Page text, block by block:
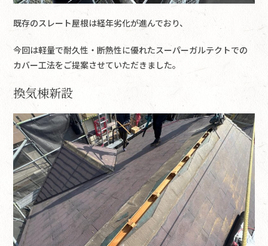
既存のスレート屋根は経年劣化が進んでおり、
今回は軽量で耐久性・断熱性に優れたスーパーガルテクトでの
カバー工法をご提案させていただきました。
換気棟新設